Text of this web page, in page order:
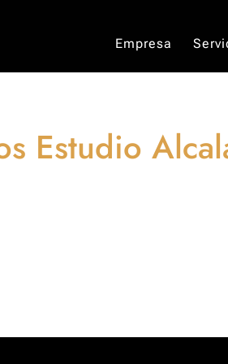
Empresa
Estudio